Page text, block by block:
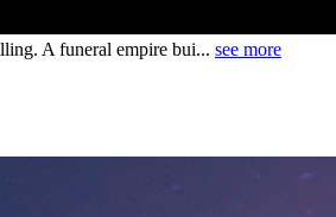
A funeral empire bui... see more